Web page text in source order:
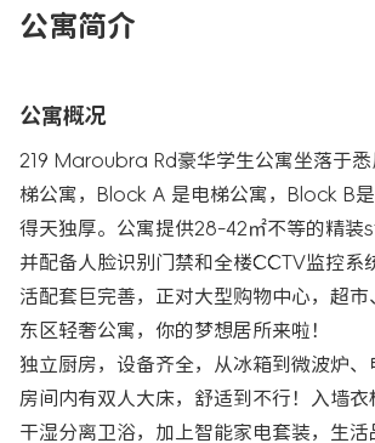
公寓简介
公寓概况
219 Maroubra Rd豪华学生公寓坐落于
梯公寓，Block A 是电梯公寓，Block B
得天独厚。公寓提供28-42㎡不等的精装
并配备人脸识别门禁和全楼CCTV监控
活配套巨完善，正对大型购物中心，超
东区轻奢公寓，你的梦想居所来啦！
独立厨房，设备齐全，从冰箱到微波炉
房间内有双人大床，舒适到不行！入墙
干湿分离卫浴，加上智能家电套装，生